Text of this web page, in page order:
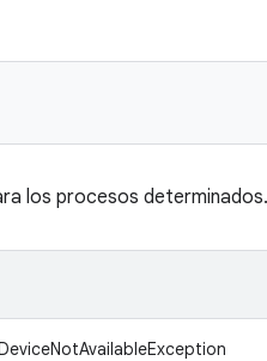
los procesos determinados.